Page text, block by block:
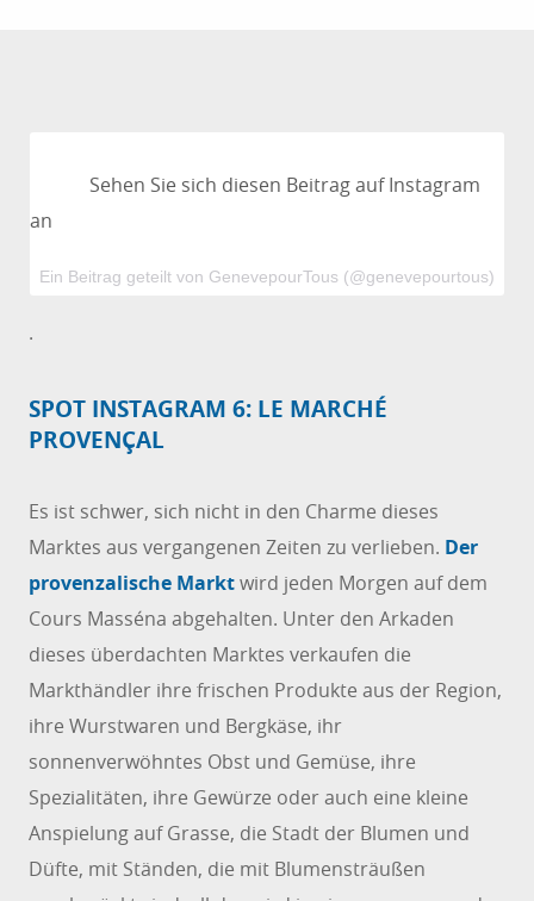
Sehen Sie sich diesen Beitrag auf Instagram
an
Ein Beitrag geteilt von GenevepourTous (@genevepourtous)
.
SPOT INSTAGRAM 6: LE MARCHÉ
PROVENÇAL
Es ist schwer, sich nicht in den Charme dieses
Marktes aus vergangenen Zeiten zu verlieben. Der
provenzalische Marktwird jeden Morgen auf dem
Cours Masséna abgehalten. Unter den Arkaden
dieses überdachten Marktes verkaufen die
Markthändler ihre frischen Produkte aus der Region,
ihre Wurstwaren und Bergkäse, ihr
sonnenverwöhntes Obst und Gemüse, ihre
Spezialitäten, ihre Gewürze oder auch eine kleine
Anspielung auf Grasse, die Stadt der Blumen und
Düfte, mit Ständen, die mit Blumensträußen